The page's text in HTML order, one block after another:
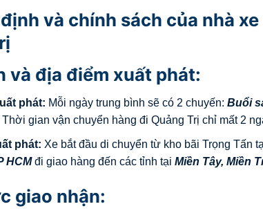
và chính sách của nhà
và địa điểm xuất phát:
phát: Mỗi ngày trung bình sẽ có 2 chuyến: Buổi
Thời gian vận chuyển hàng đi Quảng Trị chỉ mất 2
phát: Xe bắt đầu di chuyển từ kho bãi Trọng Tấn
HCMđi giao hàng đến các tỉnh tại Miền Tây, Miền
giao nhận: